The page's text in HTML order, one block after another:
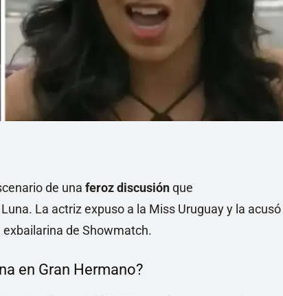
de una feroz discusiónque
La actriz expuso a la Miss Uruguay y la acusó
exbailarina de Showmatch.
en Gran Hermano?